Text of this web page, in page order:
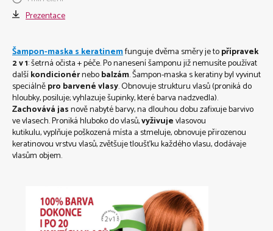
Prezentace
Šampon-maska s keratinemfunguje dvěma směry je topřípravek
2 v 1: šetrná očista + péče. Po nanesení šamponu již nemusíte používat
dalšíkondicionérnebobalzám. Šampon-maska ​​s keratiny byl vyvinut
speciálněpro barvené vlasy. Obnovuje strukturu vlasů (proniká do
hloubky, posiluje; vyhlazuje šupinky, které barva nadzvedla).
Zachovává jasnově nabyté barvy, na dlouhou dobu zafixuje barvivo
ve vlasech. Proniká hluboko do vlasů,vyživujevlasovou
kutikulu, vyplňuje poškozená místa a stmeluje, obnovuje přirozenou
keratinovou vrstvu vlasů, zvětšuje tloušťku každého vlasu, dodávaje
vlasům objem.